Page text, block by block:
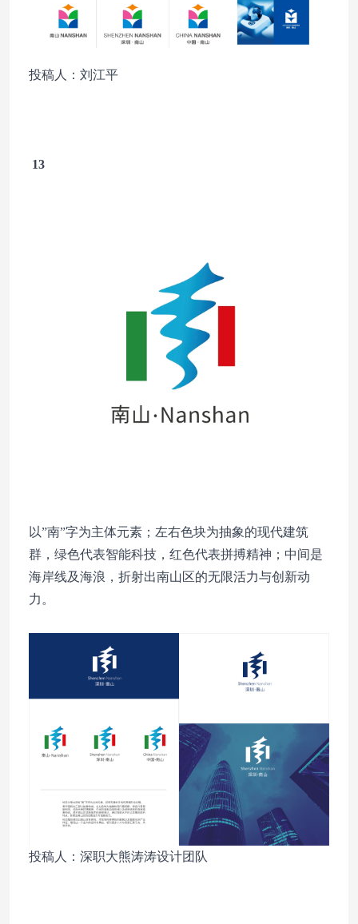
投稿人：刘江平
13
以”南”字为主体元素；左右色块为抽象的现代建筑
群，绿色代表智能科技，红色代表拼搏精神；中间是
海岸线及海浪，折射出南山区的无限活力与创新动
力。
投稿人：深职大熊涛涛设计团队